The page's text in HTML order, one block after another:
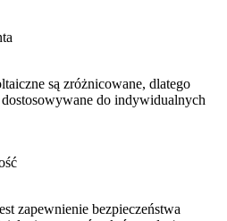
są zróżnicowane, dlatego
dostosowywane do indywidualnych
zapewnienie bezpieczeństwa